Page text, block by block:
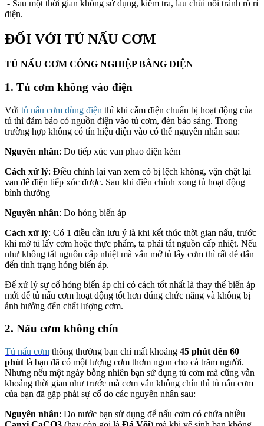
- Sau một thời gian không sử dụng, kiểm tra, lau chùi nồi tránh rò rỉ
điện.
ĐỐI VỚI TỦ NẤU CƠM
TỦ NẤU CƠM CÔNG NGHIỆP BẰNG ĐIỆN
1. Tủ cơm không vào điện
Với tủ nấu cơm dùng điện thì khi cắm điện chuẩn bị hoạt động của
tủ thì đảm bảo có nguồn điện vào tủ cơm, đèn báo sáng. Trong
trường hợp không có tín hiệu điện vào có thể nguyên nhân sau:
Nguyên nhân: Do tiếp xúc van phao điện kém
Cách xử lý: Điều chỉnh lại van xem có bị lệch không, vặn chặt lại
van để điện tiếp xúc được. Sau khi điều chỉnh xong tủ hoạt động
bình thường
Nguyên nhân: Do hỏng biến áp
Cách xử lý: Có 1 điều cần lưu ý là khi kết thúc thời gian nấu, trước
khi mở tủ lấy cơm hoặc thực phẩm, ta phải tắt nguồn cấp nhiệt. Nếu
như không tắt nguồn cấp nhiệt mà vẫn mở tủ lấy cơm thì rất dễ dẫn
đến tình trạng hỏng biến áp.
Để xử lý sự cố hỏng biến áp chỉ có cách tốt nhất là thay thế biến áp
mới để tủ nấu cơm hoạt động tốt hơn đúng chức năng và không bị
ảnh hưởng đến chất lượng cơm.
2. Nấu cơm không chín
Tủ nấu cơm thông thường bạn chỉ mất khoảng 45 phút đến 60
phút là bạn đã có một lượng cơm thơm ngon cho cả trăm người.
Nhưng nếu một ngày bỗng nhiên bạn sử dụng tủ cơm mà cũng vẫn
khoảng thời gian như trước mà cơm vẫn không chín thì tủ nấu cơm
của bạn đã gặp phải sự cố do các nguyên nhân sau:
Nguyên nhân: Do nước bạn sử dụng để nấu cơm có chứa nhiều